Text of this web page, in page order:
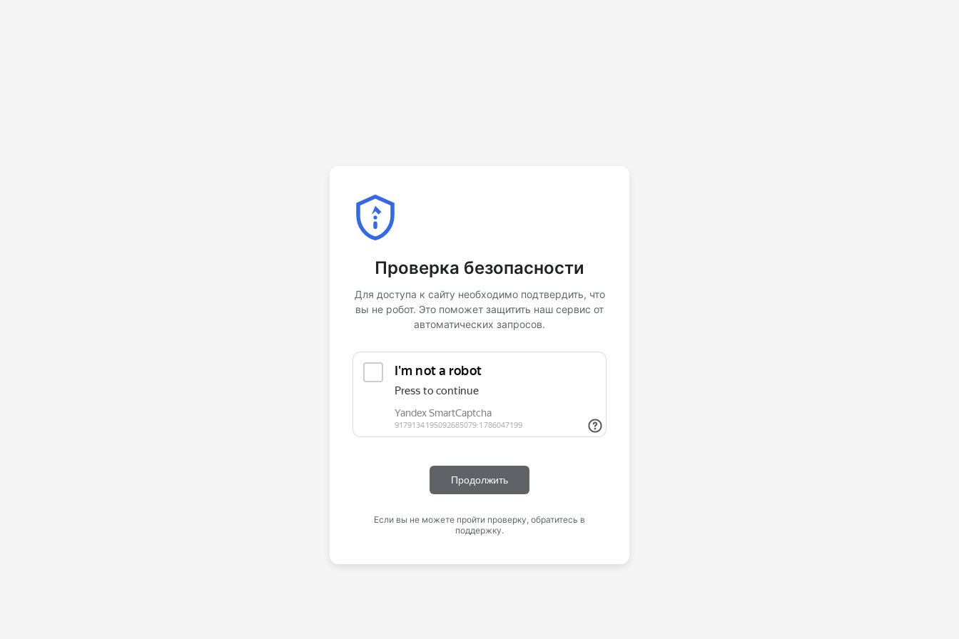
Проверка безопасности
Для доступа к сайту необходимо подтвердить, что
вы не робот. Это поможет защитить наш сервис от
автоматических запросов.
Продолжить
Если вы не можете пройти проверку, обратитесь в
поддержку.